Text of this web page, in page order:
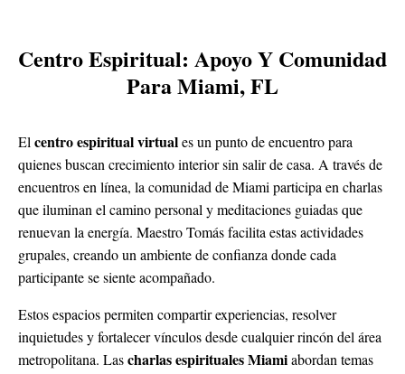
Centro Espiritual: Apoyo Y Comunidad
Para Miami, FL
El centro espiritual virtuales un punto de encuentro para
quienes buscan crecimiento interior sin salir de casa. A través de
encuentros en línea, la comunidad de Miami participa en charlas
que iluminan el camino personal y meditaciones guiadas que
renuevan la energía. Maestro Tomás facilita estas actividades
grupales, creando un ambiente de confianza donde cada
participante se siente acompañado.
Estos espacios permiten compartir experiencias, resolver
inquietudes y fortalecer vínculos desde cualquier rincón del área
metropolitana. Lascharlas espirituales Miamiabordan temas